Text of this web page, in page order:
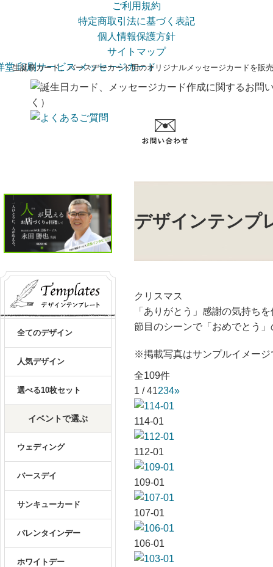
ご利用規約
特定商取引法に基づく表記
個人情報保護方針
サイトマップ
生誕祭カード、バースデーカード用のオリジナルメッセージカードを
全てのデザイン
人気デザイン
選べる10枚セット
イベントで選ぶ
ウェディング
バースデイ
サンキューカード
バレンタインデー
ホワイトデー
デザインテンプ
クリスマス
「ありがとう」感謝の気持ち
節目のシーンで「おめでとう
※掲載写真はサンプルイメージ
全109件
1 / 41234»
114-01
112-01
109-01
107-01
106-01